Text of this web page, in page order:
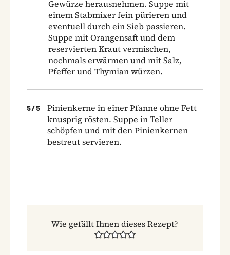
Gewürze herausnehmen. Suppe mit
einem Stabmixer fein pürieren und
eventuell durch ein Sieb passieren.
Suppe mit Orangensaft und dem
reservierten Kraut vermischen,
nochmals erwärmen und mit Salz,
Pfeffer und Thymian würzen.
5/ 5
Pinienkerne in einer Pfanne ohne Fett
knusprig rösten. Suppe in Teller
schöpfen und mit den Pinienkernen
bestreut servieren.
Wie gefällt Ihnen dieses Rezept?